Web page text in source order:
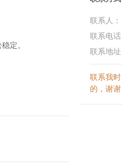
定。
联系人：
联系电话
联系地址
联系我
的，谢谢